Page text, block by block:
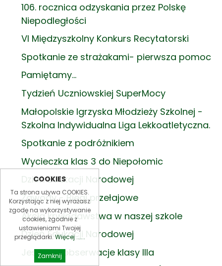
COOKIES
Ta strona używa COOKIES.
Korzystając z niej wyrażasz
zgodę na wykorzystywanie
cookies, zgodnie z
ustawieniami Twojej
przeglądarki.Więcej ......
Zamknij
106. rocznica odzyskania przez Polskę
Niepodległości
VI Międzyszkolny Konkurs Recytatorski
Spotkanie ze strażakami- pierwsza pomoc
Pamiętamy...
Tydzień Uczniowskiej SuperMocy
Małopolskie Igrzyska Młodzieży Szkolnej -
Szkolna Indywidualna Liga Lekkoatletyczna.
Spotkanie z podróżnikiem
Wycieczka klas 3 do Niepołomic
Dzień Edukacji Narodowej
Zawody - Biegi przełajowe
Akcja krwiodawstwa w naszej szkole
Dzień Edukacji Narodowej
Jesienne obserwacje klasy IIIa